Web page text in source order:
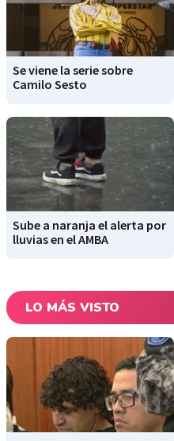
Se viene la serie sobre
Camilo Sesto
Sube a naranja el alerta por
lluvias en el AMBA
LO MÁS VISTO